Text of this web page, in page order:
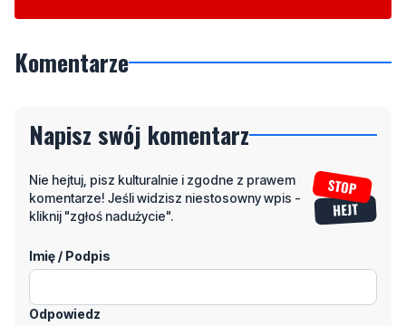
Komentarze
Napisz swój komentarz
Nie hejtuj, pisz kulturalnie i zgodne z prawem
komentarze! Jeśli widzisz niestosowny wpis -
kliknij "zgłoś nadużycie".
Imię / Podpis
Odpowiedz